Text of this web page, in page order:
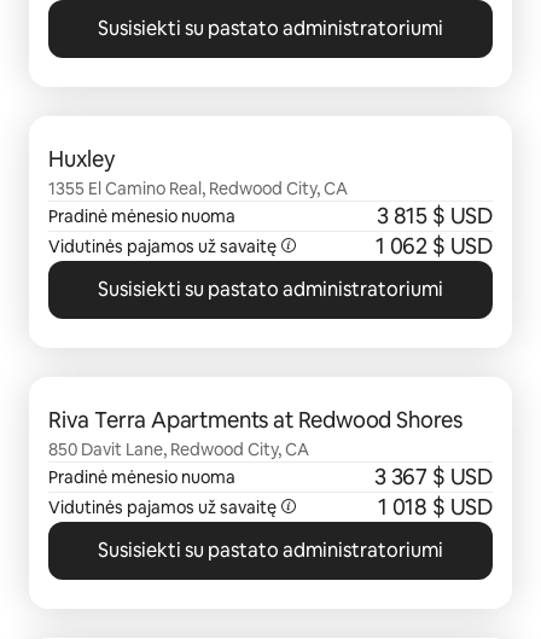
Susisiekti su pastato administratoriumi
Huxley
1355 El Camino Real, Redwood City, CA
Pradinė mėnesio nuoma
3 815 $ USD
Vidutinės pajamos už savaitę 1 062 $ USD
Susisiekti su pastato administratoriumi
Riva Terra Apartments at Redwood Shores
850 Davit Lane, Redwood City, CA
Pradinė mėnesio nuoma
3 367 $ USD
Vidutinės pajamos už savaitę 1 018 $ USD
Susisiekti su pastato administratoriumi